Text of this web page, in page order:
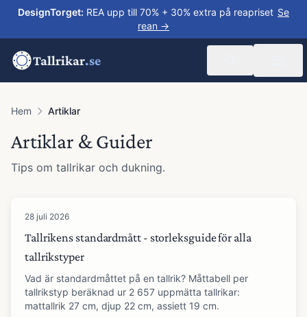
DesignTorget: REA upp till 70% + 30% extra på reapriset Se
rean →
Tallrikar.se
Hem Artiklar
Artiklar & Guider
Tips om tallrikar och dukning.
28 juli 2026
Tallrikens standardmått - storleksguide för alla
tallrikstyper
Vad är standardmåttet på en tallrik? Måttabell per
tallrikstyp beräknad ur 2 657 uppmätta tallrikar:
mattallrik 27 cm, djup 22 cm, assiett 19 cm.